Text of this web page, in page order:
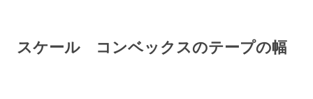
スケール コンベックスのテープの幅